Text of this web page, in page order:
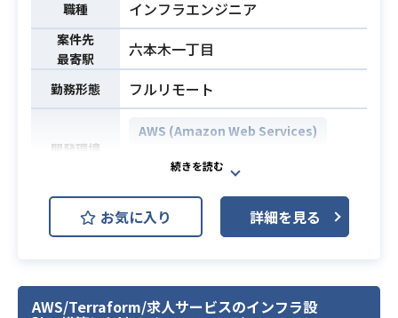
を具体化した経験
必須スキル
・Terraform、CloudFormation等を
用いたIaCの経験
・要件定義または基本設計の経験
・ドキュメント作成および顧客向け
の説明経験
業務内容
遂行
・顧客や社内他部署との要件ヒアリ
ング、要件定義、および合意形成
・工数算出、見積書作成、提案活動
の実施
・プロジェクトの進捗管理、課題管
ットワーク5名、サーバー10名規模）
・ステークホルダーへの進捗報告業
務
・ネットワーク、サーバー、オンプ
構築業務
・成果物のレビュー、およびメンバ
職種 インフラエンジニア
案件先
最寄駅
六本木一丁目
勤務形態 フルリモート
開発環境
AWS (Amazon Web Services)
GitHub
Terraform
金融業界の高いセキュリティ基準（F
ISC安全対策基準など）に準拠した、
等）の適用、
お気に入り 詳細を見る
AWS/Terraform/求人サービスのインフラ設